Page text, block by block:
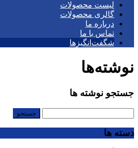
لیست محصولات
گالری محصولات
درباره ما
تماس با ما
شگفت‌انگیزها
نوشته‌ها
جستجو نوشته ها
دسته ها